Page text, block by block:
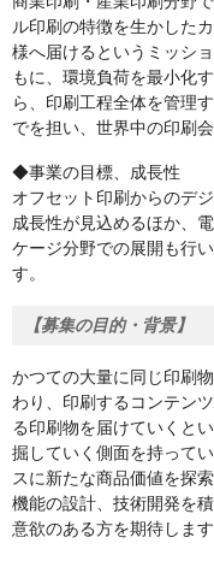
ル印刷の特徴を生かした
様へ届けるというミッシ
もに、環境負荷を最小化
ら、印刷工程全体を管理
でを担い、世界中の印刷
◆事業の目標、成長性
オフセット印刷からのデ
成長性が見込めるほか、
ケージ分野での展開も行
す。
【募集の目的・背景】
かつての大量に同じ印刷
わり、印刷するコンテン
る印刷物を届けていくと
掘していく側面を持って
スに新たな商品価値を探
機能の設計、技術開発を
意欲のある方を期待します